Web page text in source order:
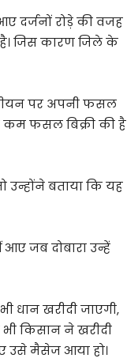
दर्जनों रोड़े की वजह
जिस कारण जिले के
पर अपनी फसल
कम फसल बिक्री की है
उन्होंने बताया कि यह
जब दोबारा उन्हें
धान खरीदी जाएगी,
किसान ने खरीदी
उसे मैसेज आया हो।